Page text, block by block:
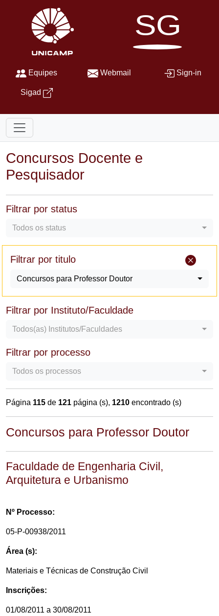
SG
Equipes Webmail Sign-in
Sigad
Concursos Docente e
Pesquisador
Filtrar por status
Todos os status
Filtrar por titulo
Concursos para Professor Doutor
Filtrar por Instituto/Faculdade
Todos(as) Institutos/Faculdades
Filtrar por processo
Todos os processos
Página 115 de 121 página (s), 1210 encontrado (s)
Concursos para Professor Doutor
Faculdade de Engenharia Civil,
Arquitetura e Urbanismo
Nº Processo:
05-P-00938/2011
Área (s):
Materiais e Técnicas de Construção Civil
Inscrições:
01/08/2011 a 30/08/2011